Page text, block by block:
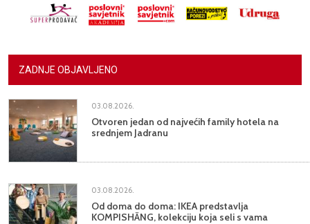
ZADNJE OBJAVLJENO
03.08.2026.
Otvoren jedan od najvećih family hotela na
srednjem Jadranu
03.08.2026.
Od doma do doma: IKEA predstavlja
KOMPISHÄNG, kolekciju koja seli s vama